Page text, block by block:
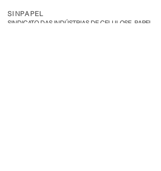
SINPAPEL
SINDICATO DAS INDÚSTRIAS DE CELULOSE, PAPEL